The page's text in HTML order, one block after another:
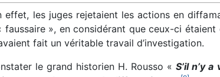
effet, les juges rejetaient les actions en
faussaire », en considérant que ceux-ci étaient
fait un véritable travail d’investigation.
le grand historien H. Rousso «S’il n’y